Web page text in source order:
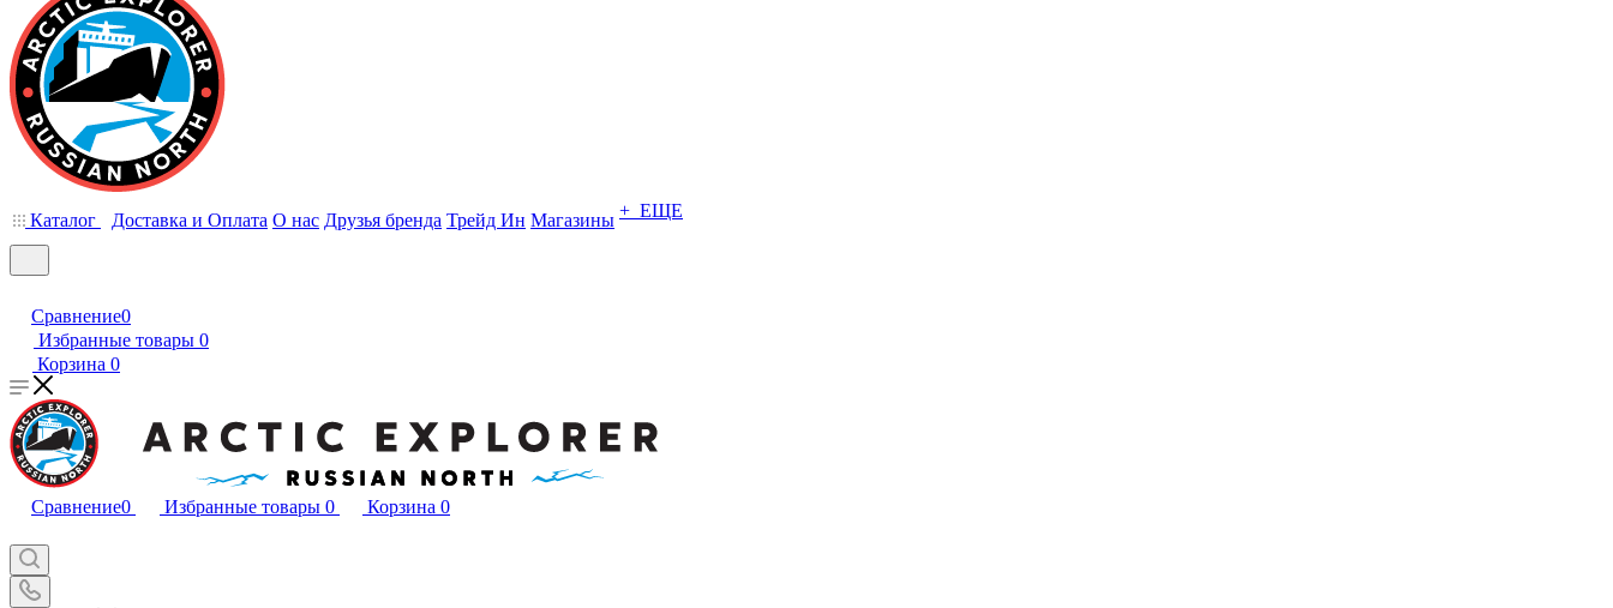
Каталог Доставка и Оплата О нас Друзья бренда Трейд Ин Магазины + ЕЩЕ
Сравнение0
Избранные товары 0
Корзина 0
Сравнение0 Избранные товары 0 Корзина 0